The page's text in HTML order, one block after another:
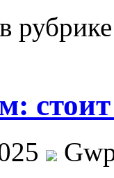
стоит